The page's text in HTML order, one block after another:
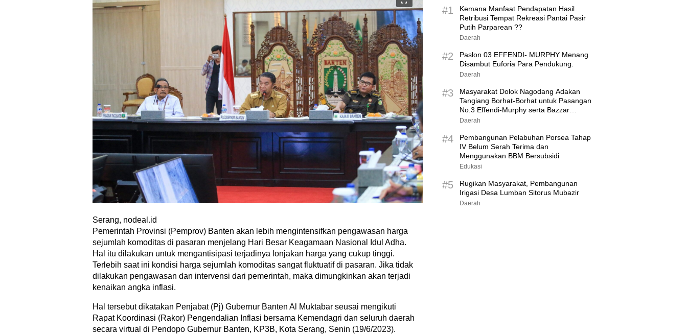
Serang, nodeal.id
Pemerintah Provinsi (Pemprov) Banten akan lebih mengintensifkan pengawasan harga
sejumlah komoditas di pasaran menjelang Hari Besar Keagamaan Nasional Idul Adha.
Hal itu dilakukan untuk mengantisipasi terjadinya lonjakan harga yang cukup tinggi.
Terlebih saat ini kondisi harga sejumlah komoditas sangat fluktuatif di pasaran. Jika tidak
dilakukan pengawasan dan intervensi dari pemerintah, maka dimungkinkan akan terjadi
kenaikan angka inflasi.
Hal tersebut dikatakan Penjabat (Pj) Gubernur Banten Al Muktabar seusai mengikuti
Rapat Koordinasi (Rakor) Pengendalian Inflasi bersama Kemendagri dan seluruh daerah
secara virtual di Pendopo Gubernur Banten, KP3B, Kota Serang, Senin (19/6/2023).
#1
Kemana Manfaat Pendapatan Hasil
Retribusi Tempat Rekreasi Pantai Pasir
Putih Parparean ??
Daerah
#2
Paslon 03 EFFENDI- MURPHY Menang
Disambut Euforia Para Pendukung.
Daerah
#3
Masyarakat Dolok Nagodang Adakan
Tangiang Borhat-Borhat untuk Pasangan
No.3 Effendi-Murphy serta Bazzar
Sembako Murah
Daerah
#4
Pembangunan Pelabuhan Porsea Tahap
IV Belum Serah Terima dan
Menggunakan BBM Bersubsidi
Edukasi
#5
Rugikan Masyarakat, Pembangunan
Irigasi Desa Lumban Sitorus Mubazir
Daerah